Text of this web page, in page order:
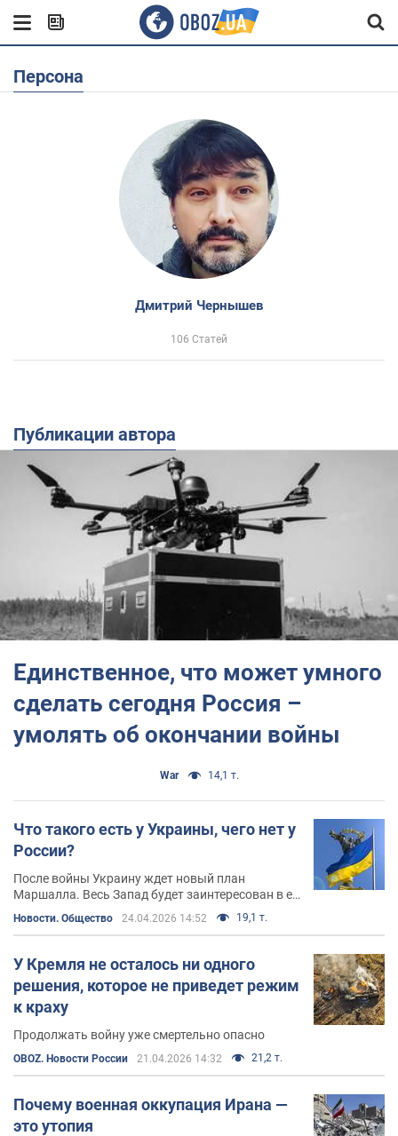
Персона
Дмитрий Чернышев
106 Статей
Публикации автора
Единственное, что может умного
сделать сегодня Россия –
умолять об окончании войны
War 14,1 т.
Что такого есть у Украины, чего нет у
России?
После войны Украину ждет новый план
Маршалла. Весь Запад будет заинтересован в ее
Новости. Общество 24.04.2026 14:52 19,1 т.
У Кремля не осталось ни одного
решения, которое не приведет режим
к краху
Продолжать войну уже смертельно опасно
OBOZ. Новости России 21.04.2026 14:32 21,2 т.
Почему военная оккупация Ирана —
это утопия